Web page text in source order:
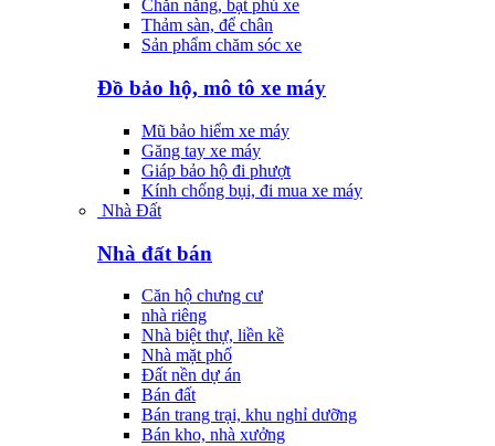
Chắn nắng, bạt phủ xe
Thảm sàn, để chân
Sản phẩm chăm sóc xe
Đồ bảo hộ, mô tô xe máy
Mũ bảo hiểm xe máy
Găng tay xe máy
Giáp bảo hộ đi phượt
Kính chống bụi, đi mua xe máy
Nhà Đất
Nhà đất bán
Căn hộ chưng cư
nhà riêng
Nhà biệt thự, liền kề
Nhà mặt phố
Đất nền dự án
Bán đất
Bán trang trại, khu nghỉ dưỡng
Bán kho, nhà xưởng